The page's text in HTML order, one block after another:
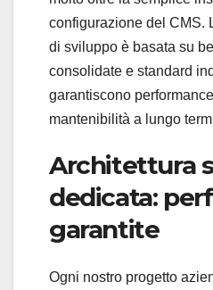
configurazione del CMS.
di sviluppo è basata su
consolidate e standard
garantiscono
mantenibilità a lungo
Architettura
dedicata:
garantite
Ogni nostro progetto